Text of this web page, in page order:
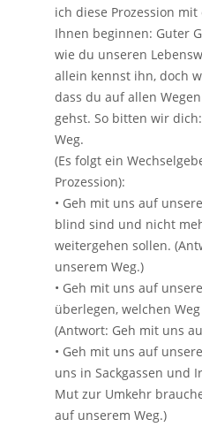
ich diese Prozession
Ihnen beginnen: Guter
wie du unseren
allein kennst ihn, doch
dass du auf allen
gehst. So bitten wir
Weg.
(Es folgt ein
Prozession):
• Geh mit uns auf
blind sind und nicht
weitergehen sollen.
unserem Weg.)
• Geh mit uns auf
überlegen, welchen
(Antwort: Geh mit uns
• Geh mit uns auf
uns in Sackgassen und
Mut zur Umkehr
auf unserem Weg.)